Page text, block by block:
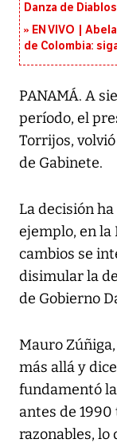
Danza de Diablos
EN VIVO |
de Colombia:
PANAMÁ. A
período, el
Torrijos,
de Gabinete.
La decisión
ejemplo, en la
cambios se
disimular la
de Gobierno
Mauro
más allá y
fundamentó
antes de
razonables, lo